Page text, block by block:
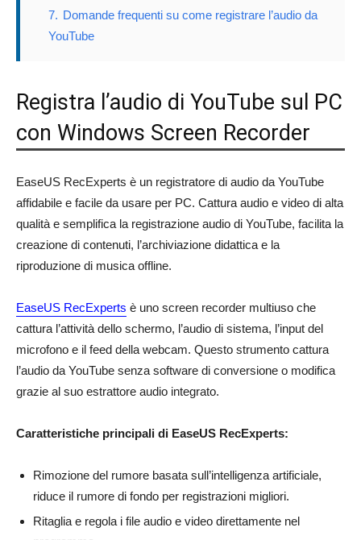
7. Domande frequenti su come registrare l’audio da
YouTube
Registra l’audio di YouTube sul PC
con Windows Screen Recorder
EaseUS RecExperts è un registratore di audio da YouTube
affidabile e facile da usare per PC. Cattura audio e video di alta
qualità e semplifica la registrazione audio di YouTube, facilita la
creazione di contenuti, l’archiviazione didattica e la
riproduzione di musica offline.
EaseUS RecExperts è uno screen recorder multiuso che
cattura l’attività dello schermo, l’audio di sistema, l’input del
microfono e il feed della webcam. Questo strumento cattura
l’audio da YouTube senza software di conversione o modifica
grazie al suo estrattore audio integrato.
Caratteristiche principali di EaseUS RecExperts:
Rimozione del rumore basata sull’intelligenza artificiale,
riduce il rumore di fondo per registrazioni migliori.
Ritaglia e regola i file audio e video direttamente nel